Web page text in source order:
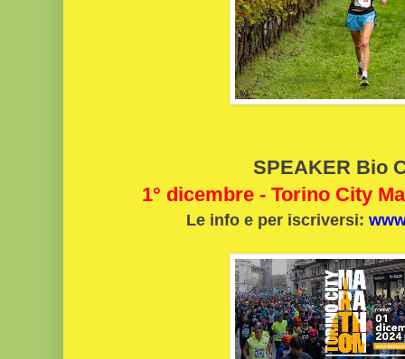
SPEAKER Bio
1° dicembre - Torino City
Le info e per iscriversi: